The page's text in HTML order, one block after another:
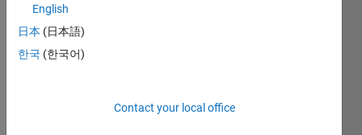
リモ
ート
English
日本 (日本語)
한국 (한국어)
Contact your local office